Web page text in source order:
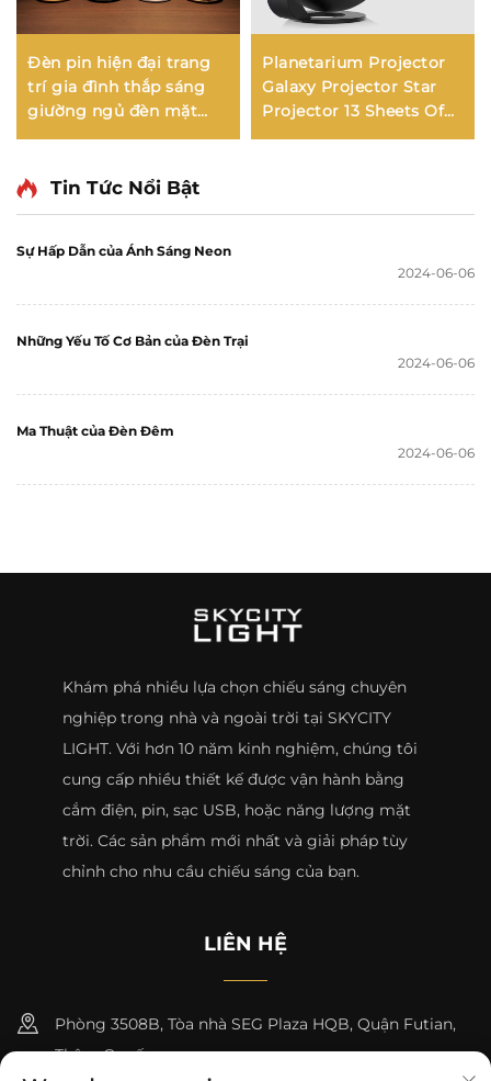
Đèn pin hiện đại trang
trí gia đình thắp sáng
giường ngủ đèn mặt
bằng đèn cảm ứng
dây sợi sợi bàn led nhà
Planetarium Projector
Galaxy Projector Star
Projector 13 Sheets Of
Film Meet Phantasia of
Tin Tức Nổi Bật
Sự Hấp Dẫn của Ánh Sáng Neon
2024-06-06
Những Yếu Tố Cơ Bản của Đèn Trại
2024-06-06
Ma Thuật của Đèn Đêm
2024-06-06
Khám phá nhiều lựa chọn chiếu sáng chuyên
nghiệp trong nhà và ngoài trời tại SKYCITY
LIGHT. Với hơn 10 năm kinh nghiệm, chúng tôi
cung cấp nhiều thiết kế được vận hành bằng
cắm điện, pin, sạc USB, hoặc năng lượng mặt
trời. Các sản phẩm mới nhất và giải pháp tùy
chỉnh cho nhu cầu chiếu sáng của bạn.
LIÊN HỆ
Phòng 3508B, Tòa nhà SEG Plaza HQB, Quận Futian,
Thâm Quyến